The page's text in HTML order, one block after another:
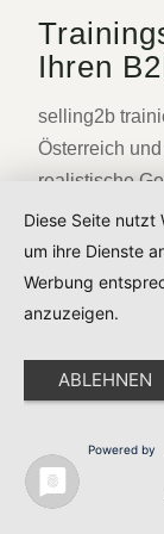
Ihren
selling2b
Österreich
realistische
echte
sitzt. Das gibt
🏢
Inhouse
Exklusiv
Branche,
vor Ort, im
Diese Seite nutzt
um ihre Dienste
Werbung
anzuzeigen.
ABLEHNEN
Powered by